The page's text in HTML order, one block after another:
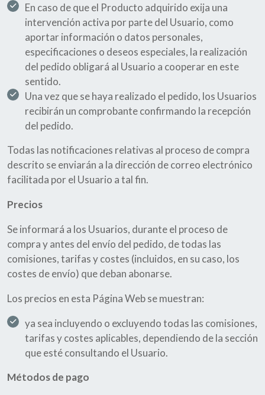
En caso de que el Producto adquirido exija una
intervención activa por parte del Usuario, como
aportar información o datos personales,
especificaciones o deseos especiales, la realización
del pedido obligará al Usuario a cooperar en este
sentido.
Una vez que se haya realizado el pedido, los Usuarios
recibirán un comprobante confirmando la recepción
del pedido.
Todas las notificaciones relativas al proceso de compra
descrito se enviarán a la dirección de correo electrónico
facilitada por el Usuario a tal fin.
Precios
Se informará a los Usuarios, durante el proceso de
compra y antes del envío del pedido, de todas las
comisiones, tarifas y costes (incluidos, en su caso, los
costes de envío) que deban abonarse.
Los precios en esta Página Web se muestran:
ya sea incluyendo o excluyendo todas las comisiones,
tarifas y costes aplicables, dependiendo de la sección
que esté consultando el Usuario.
Métodos de pago